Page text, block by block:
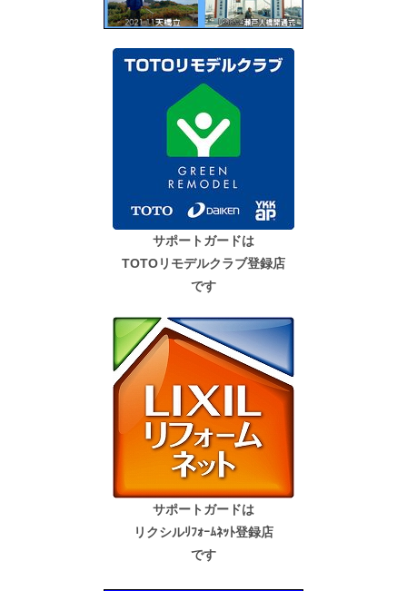
サポートガードは
TOTOリモデルクラブ登録店
です
サポートガードは
リクシルﾘﾌｫｰﾑﾈｯﾄ登録店
です